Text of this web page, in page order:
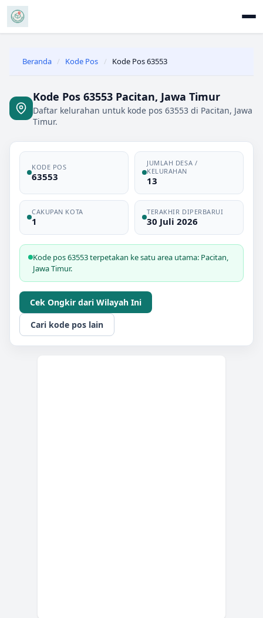
Beranda / Kode Pos / Kode Pos 63553
Kode Pos 63553 Pacitan, Jawa Timur
Daftar kelurahan untuk kode pos 63553 di Pacitan, Jawa
Timur.
KODE POS
63553
JUMLAH DESA /
KELURAHAN
13
CAKUPAN KOTA
1
TERAKHIR DIPERBARUI
30 Juli 2026
Kode pos 63553 terpetakan ke satu area utama: Pacitan,
Jawa Timur.
Cek Ongkir dari Wilayah Ini
Cari kode pos lain